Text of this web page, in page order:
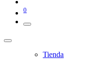
0
Tienda